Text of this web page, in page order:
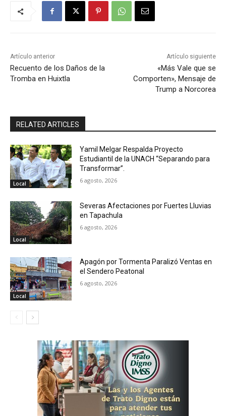
Artículo anterior
Recuento de los Daños de la
Tromba en Huixtla
Artículo siguiente
«Más Vale que se
Comporten», Mensaje de
Trump a Norcorea
RELATED ARTICLES
Local
Yamil Melgar Respalda Proyecto
Estudiantil de la UNACH “Separando para
Transformar”.
6 agosto, 2026
Local
Severas Afectaciones por Fuertes Lluvias
en Tapachula
6 agosto, 2026
Local
Apagón por Tormenta Paralizó Ventas en
el Sendero Peatonal
6 agosto, 2026